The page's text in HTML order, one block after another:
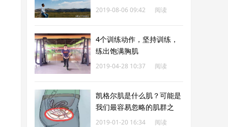
2019-08-06 09:42
阅读
4个训练动作，坚持训练，
练出饱满胸肌
2019-04-28 10:37
阅读
凯格尔肌是什么肌？可能是
我们最容易忽略的肌群之
一！
2019-01-20 16:34
阅读